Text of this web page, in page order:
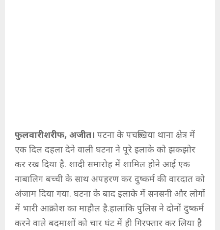
फुलवारीशरीफ, अजीत। पटना के पचरुखिया थाना क्षेत्र में
एक दिल दहला देने वाली घटना ने पूरे इलाके को झकझोर
कर रख दिया है. शादी समारोह में शामिल होने आई एक
नाबालिग बच्ची के साथ अपहरण कर दुष्कर्म की वारदात को
अंजाम दिया गया. घटना के बाद इलाके में सनसनी और लोगों
में भारी आक्रोश का माहौल है.हालांकि पुलिस ने दोनों दुष्कर्म
करने वाले बदमाशों को चार घंट में ही गिरफ्तार कर लिया है